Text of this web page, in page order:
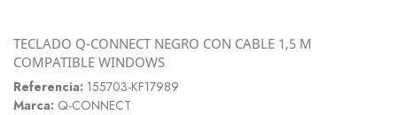
TECLADO Q-CONNECT NEGRO CON CABLE 1,5 M
COMPATIBLE WINDOWS
Referencia: 155703-KF17989
Marca: Q-CONNECT